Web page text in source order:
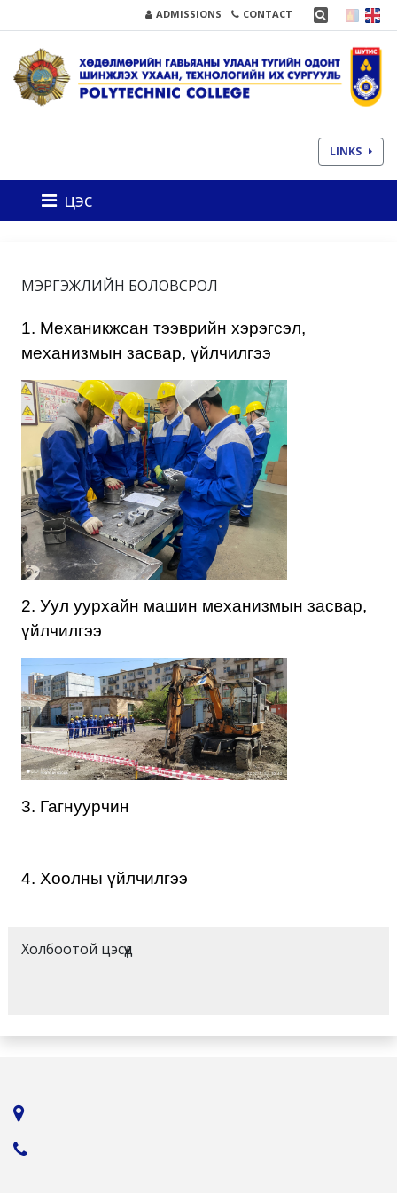
ADMISSIONS CONTACT
LINKS
цэс
МЭРГЭЖЛИЙН БОЛОВСРОЛ
1. Механикжсан тээврийн хэрэгсэл,
механизмын засвар, үйлчилгээ
2. Уул уурхайн машин механизмын засвар,
үйлчилгээ
3. Гагнуурчин
4. Хоолны үйлчилгээ
Холбоотой цэсүүд